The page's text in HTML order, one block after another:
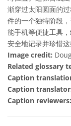
渐穿过太阳圆面的
件的一个独特阶段
能手机等便捷工具
安全地记录并珍惜这
Image credit:
Related glossary
Caption
Caption
Caption reviewers: